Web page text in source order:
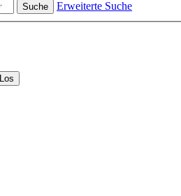
Suche
Erweiterte Suche